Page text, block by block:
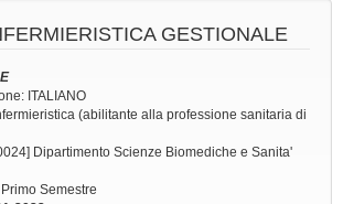
GESTIONALE
ITALIANO
(abilitante alla professione sanitaria di
Dipartimento Scienze Biomediche e Sanita'
Primo Semestre